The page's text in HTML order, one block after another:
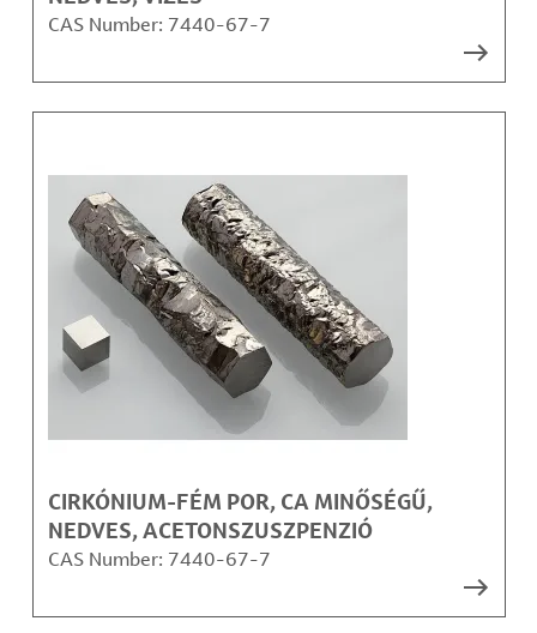
CAS Number: 7440-67-7
CIRKÓNIUM-FÉM POR, CA MINŐSÉGŰ,
NEDVES, ACETONSZUSZPENZIÓ
CAS Number: 7440-67-7